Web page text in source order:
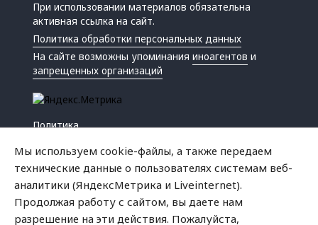
При использовании материалов обязательна
активная ссылка на сайт.
Политика обработки персональных данных
На сайте возможны упоминанияиноагентов и
запрещенных организаций
Политика
Мы используем cookie-файлы, а также передаем
технические данные о пользователях системам веб-
аналитики (ЯндексМетрика и Liveinternet).
Продолжая работу с сайтом, вы даете нам
разрешение на эти действия. Пожалуйста,